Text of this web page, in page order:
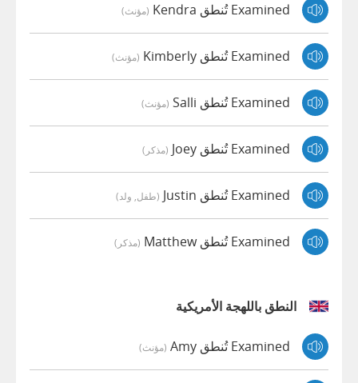
Examined تُنطق Kendra (مؤنث)
Examined تُنطق Kimberly (مؤنث)
Examined تُنطق Salli (مؤنث)
Examined تُنطق Joey (مذكر)
Examined تُنطق Justin (طفل, ولد)
Examined تُنطق Matthew (مذكر)
النطق باللهجة الأمريكية
Examined تُنطق Amy (مؤنث)